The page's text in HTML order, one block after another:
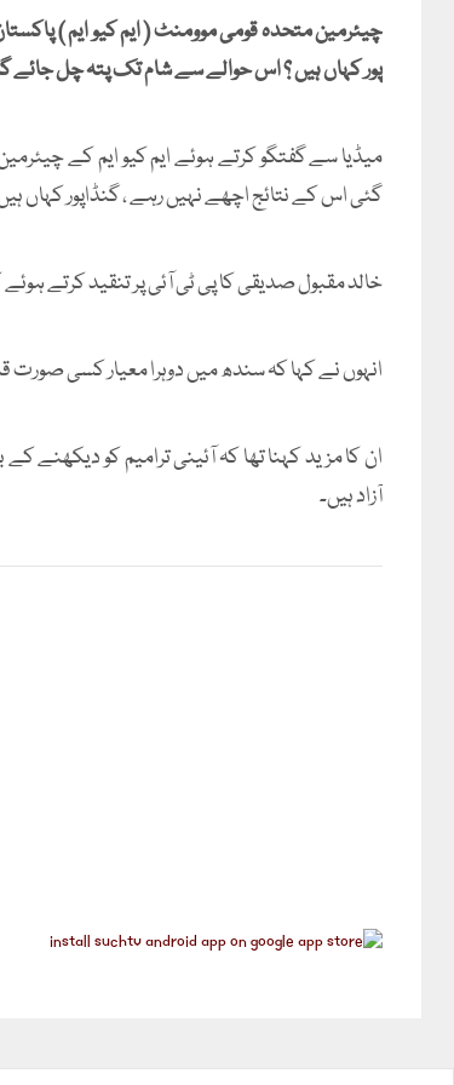
چیئرمین متحدہ قومی موومنٹ ( ایم کیو ایم )
پور کہاں ہیں ؟ اس حوالے سے شام تک پتہ چل جائے
میڈیا سے گفتگو کرتے ہوئے ایم کیو ایم کے
گئی اس کے نتائج اچھے نہیں رہے ، گنڈاپور کہاں
خالد مقبول صدیقی کا پی ٹی آئی پر تنقید کرتے
انہوں نے کہا کہ سندھ میں دوہرا معیار کسی
ان کا مزید کہنا تھا کہ آئینی ترامیم کو دیکھنے
آزاد ہیں۔